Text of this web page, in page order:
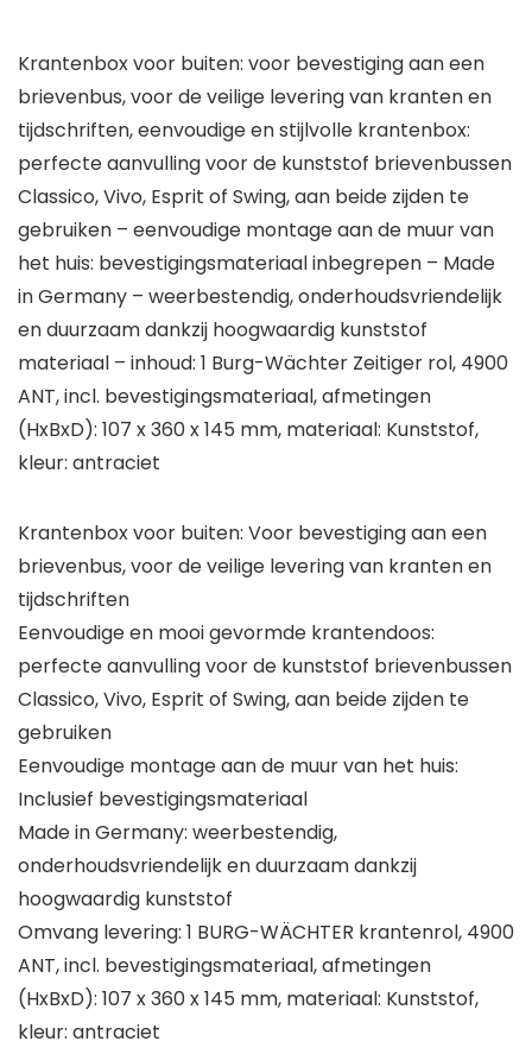
Krantenbox voor buiten: voor bevestiging aan een
brievenbus, voor de veilige levering van kranten en
tijdschriften, eenvoudige en stijlvolle krantenbox:
perfecte aanvulling voor de kunststof brievenbussen
Classico, Vivo, Esprit of Swing, aan beide zijden te
gebruiken – eenvoudige montage aan de muur van
het huis: bevestigingsmateriaal inbegrepen – Made
in Germany – weerbestendig, onderhoudsvriendelijk
en duurzaam dankzij hoogwaardig kunststof
materiaal – inhoud: 1 Burg-Wächter Zeitiger rol, 4900
ANT, incl. bevestigingsmateriaal, afmetingen
(HxBxD): 107 x 360 x 145 mm, materiaal: Kunststof,
kleur: antraciet
Krantenbox voor buiten: Voor bevestiging aan een
brievenbus, voor de veilige levering van kranten en
tijdschriften
Eenvoudige en mooi gevormde krantendoos:
perfecte aanvulling voor de kunststof brievenbussen
Classico, Vivo, Esprit of Swing, aan beide zijden te
gebruiken
Eenvoudige montage aan de muur van het huis:
Inclusief bevestigingsmateriaal
Made in Germany: weerbestendig,
onderhoudsvriendelijk en duurzaam dankzij
hoogwaardig kunststof
Omvang levering: 1 BURG-WÄCHTER krantenrol, 4900
ANT, incl. bevestigingsmateriaal, afmetingen
(HxBxD): 107 x 360 x 145 mm, materiaal: Kunststof,
kleur: antraciet